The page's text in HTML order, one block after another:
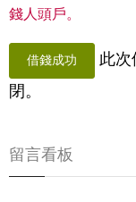
錢人頭戶。
借錢成功
此次
閉。
留言看板